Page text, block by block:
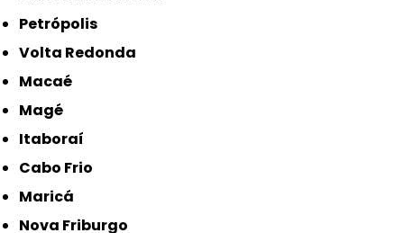
Petrópolis
Volta Redonda
Macaé
Magé
Itaboraí
Cabo Frio
Maricá
Nova Friburgo